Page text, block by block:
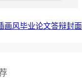
画风毕业论文答辩封面